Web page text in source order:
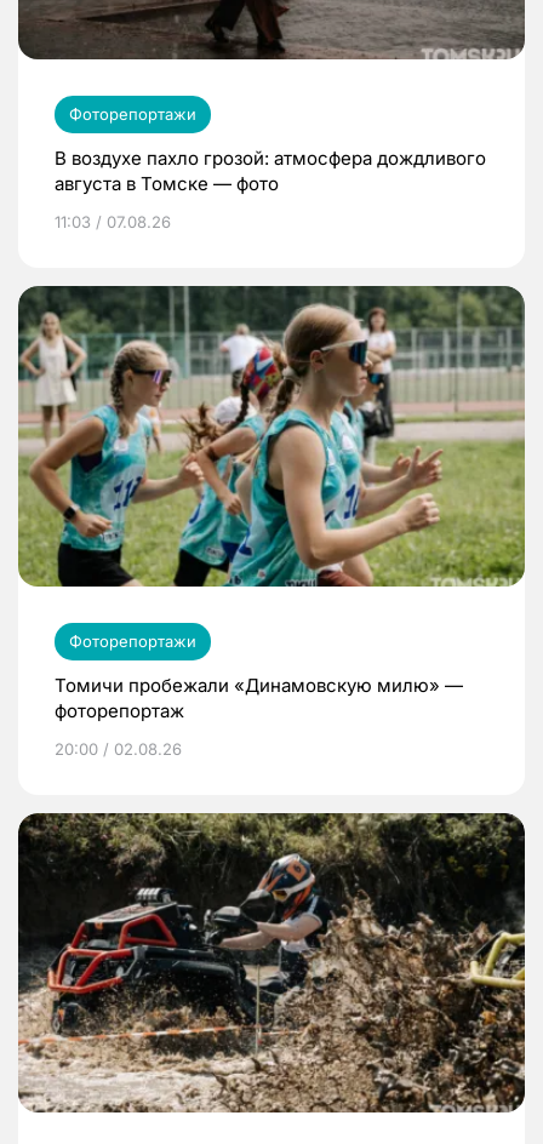
Фоторепортажи
В воздухе пахло грозой: атмосфера дождливого
августа в Томске — фото
11:03 / 07.08.26
Фоторепортажи
Томичи пробежали «Динамовскую милю» —
фоторепортаж
20:00 / 02.08.26